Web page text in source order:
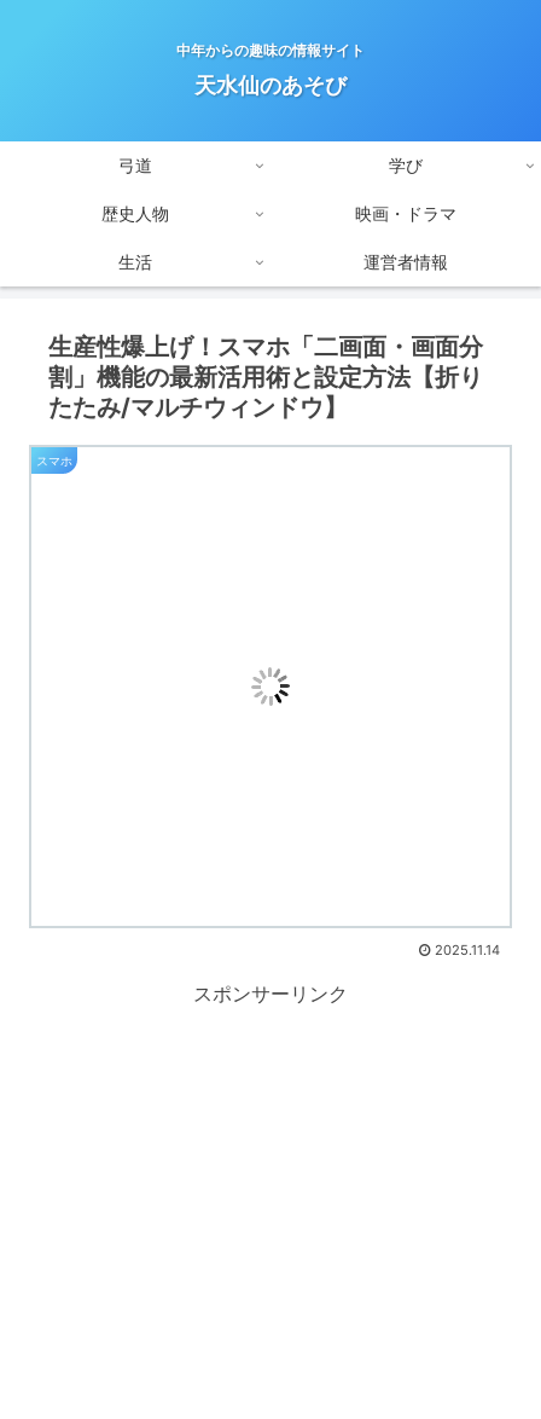
中年からの趣味の情報サイト
天水仙のあそび
弓道 学び
歴史人物 映画・ドラマ
生活 運営者情報
生産性爆上げ！スマホ「二画面・画面分
割」機能の最新活用術と設定方法【折り
たたみ/マルチウィンドウ】
スマホ
2025.11.14
スポンサーリンク